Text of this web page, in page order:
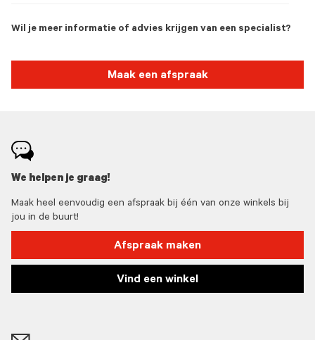
Wil je meer informatie of advies krijgen van een specialist?
Maak een afspraak
We helpen je graag!
Maak heel eenvoudig een afspraak bij één van onze winkels bij
jou in de buurt!
Afspraak maken
Vind een winkel